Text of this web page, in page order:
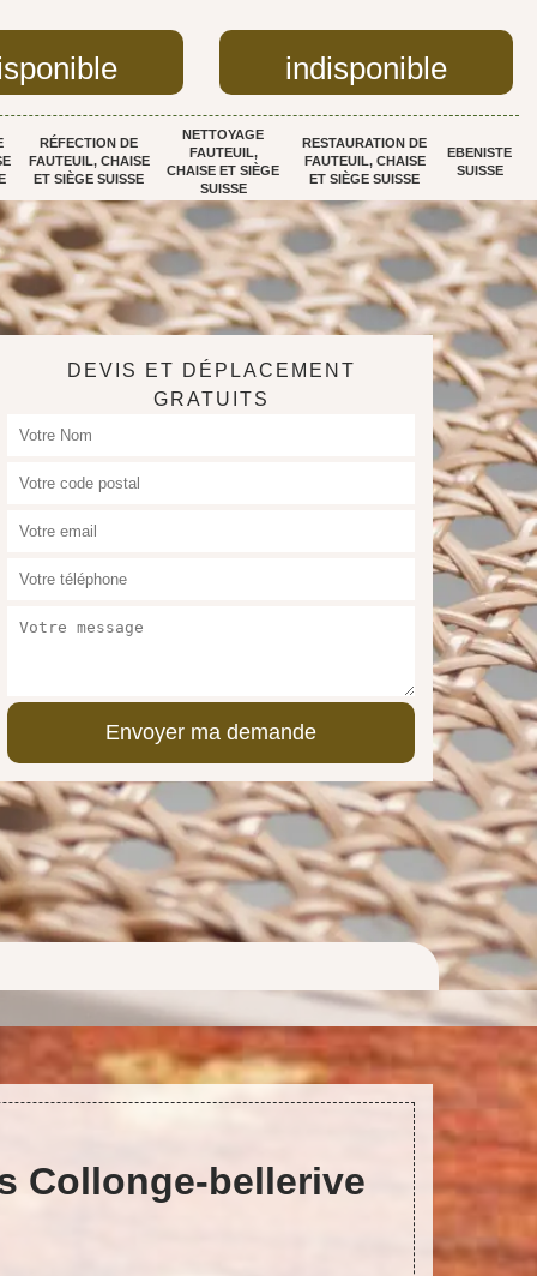
indisponible
RÉFECTION DE
FAUTEUIL, CHAISE
ET SIÈGE SUISSE
NETTOYAGE
FAUTEUIL,
CHAISE ET SIÈGE
SUISSE
RESTAURATION DE
FAUTEUIL, CHAISE
ET SIÈGE SUISSE
EBENISTE
SUISSE
DEVIS ET DÉPLACEMENT
GRATUITS
Collonge-bellerive